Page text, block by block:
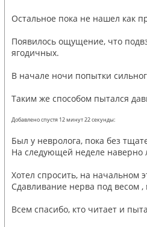
Остальное пока не нашел как
Появилось ощущение, что
ягодичных.
В начале ночи попытки
Таким же способом пытался
Добавлено спустя 12 минут 22 секунды:
Был у невролога, пока без
На следующей неделе наверно
Хотел спросить, на начальном
Сдавливание нерва под весом
Всем спасибо, кто читает и